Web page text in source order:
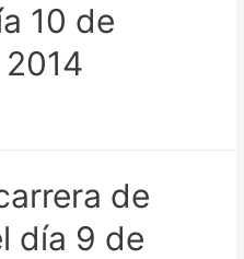
10 de
de
día 9 de